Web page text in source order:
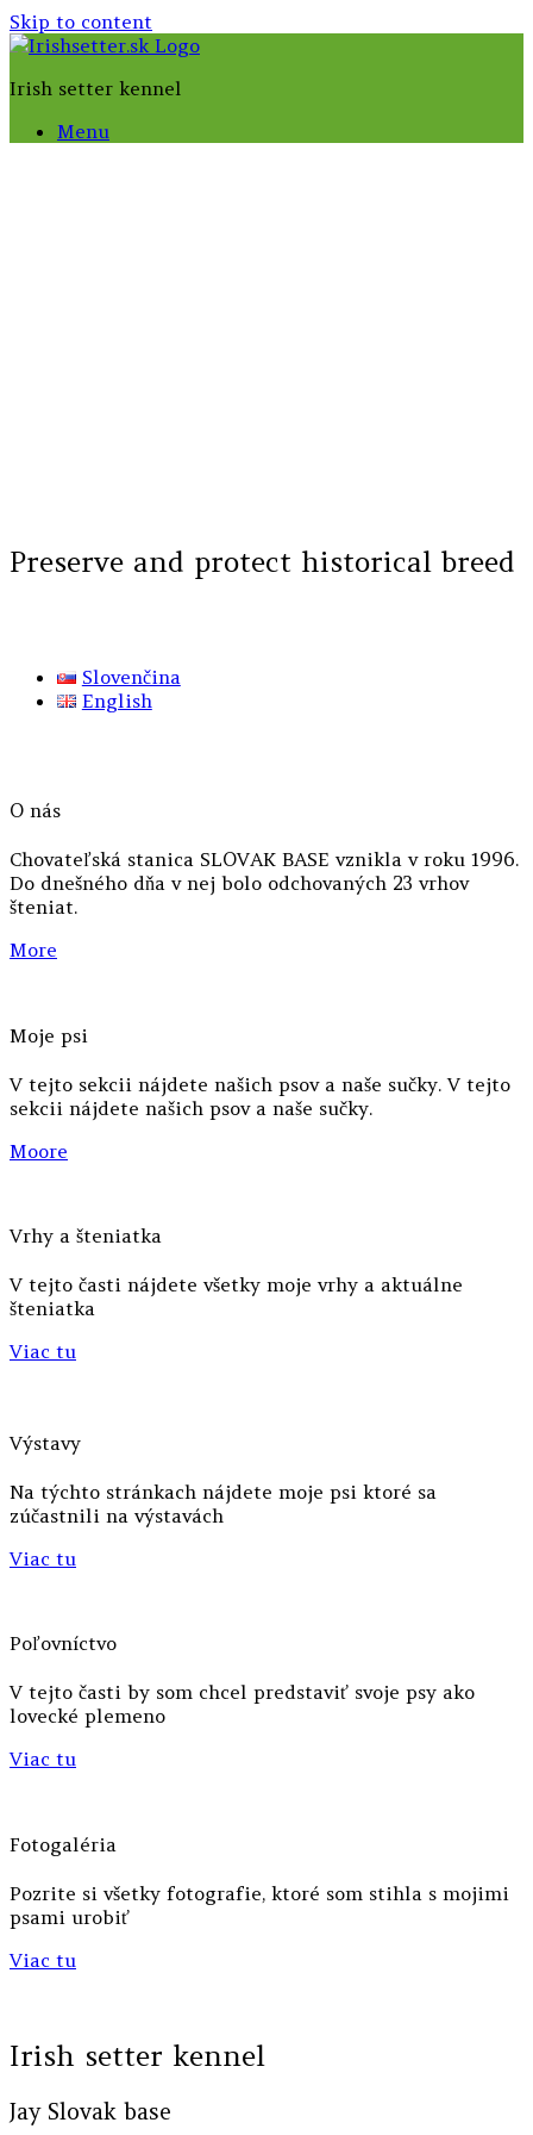
Skip to content
Irish setter kennel
Menu
Preserve and protect historical breed
Slovenčina
English
O nás
Chovateľská stanica SLOVAK BASE vznikla v roku 1996.
Do dnešného dňa v nej bolo odchovaných 23 vrhov
šteniat.
More
Moje psi
V tejto sekcii nájdete našich psov a naše sučky. V tejto
sekcii nájdete našich psov a naše sučky.
Moore
Vrhy a šteniatka
V tejto časti nájdete všetky moje vrhy a aktuálne
šteniatka
Viac tu
Výstavy
Na týchto stránkach nájdete moje psi ktoré sa
zúčastnili na výstavách
Viac tu
Poľovníctvo
V tejto časti by som chcel predstaviť svoje psy ako
lovecké plemeno
Viac tu
Fotogaléria
Pozrite si všetky fotografie, ktoré som stihla s mojimi
psami urobiť
Viac tu
Irish setter kennel
Jay Slovak base